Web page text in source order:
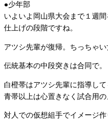
●少年部
いよいよ岡山県大会まで１週間
仕上げの段階ですね。
アツシ先輩が復帰。ちっちゃ
伝統基本の中段突きは合同で。
白橙帯はアツシ先輩に指導して
青帯以上は心置きなく試合用の
対人での仮想組手でイメージ作